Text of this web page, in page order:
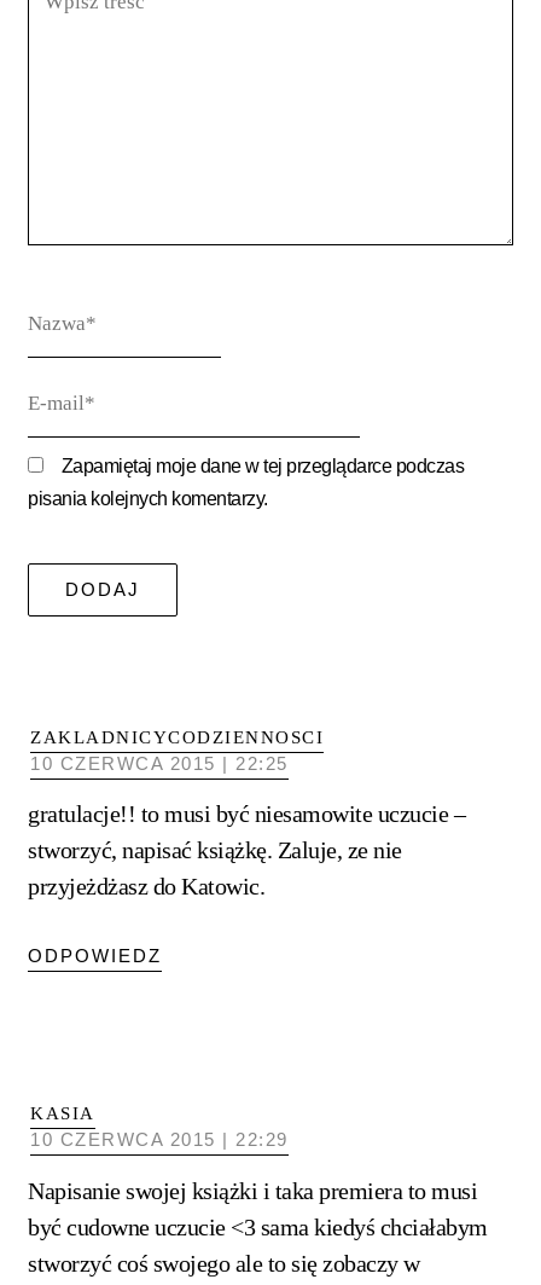
ZAKLADNICYCODZIENNOSCI
10 CZERWCA 2015 | 22:25
gratulacje!! to musi być niesamowite uczucie –
stworzyć, napisać książkę. Zaluje, ze nie
przyjeżdżasz do Katowic.
ODPOWIEDZ
KASIA
10 CZERWCA 2015 | 22:29
Napisanie swojej książki i taka premiera to musi
być cudowne uczucie <3 sama kiedyś chciałabym
stworzyć coś swojego ale to się zobaczy w
treść
mail*
Zapamiętaj moje dane w tej przeglądarce podczas
pisania kolejnych komentarzy.